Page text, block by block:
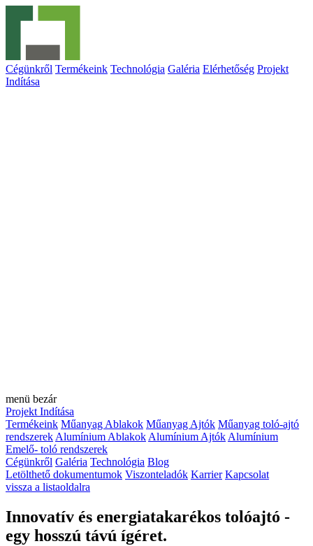
Cégünkről Termékeink Technológia Galéria Elérhetőség Projekt
Indítása
menü bezár
Projekt Indítása
Termékeink Műanyag Ablakok Műanyag Ajtók Műanyag toló-ajtó
rendszerek Alumínium Ablakok Alumínium Ajtók Alumínium
Emelő- toló rendszerek
Cégünkről Galéria Technológia Blog
Letölthető dokumentumok Viszonteladók Karrier Kapcsolat
vissza a listaoldalra
Innovatív és energiatakarékos tolóajtó -
egy hosszú távú ígéret.